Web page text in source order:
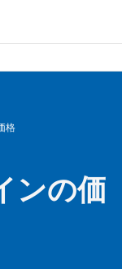
格
ンの価